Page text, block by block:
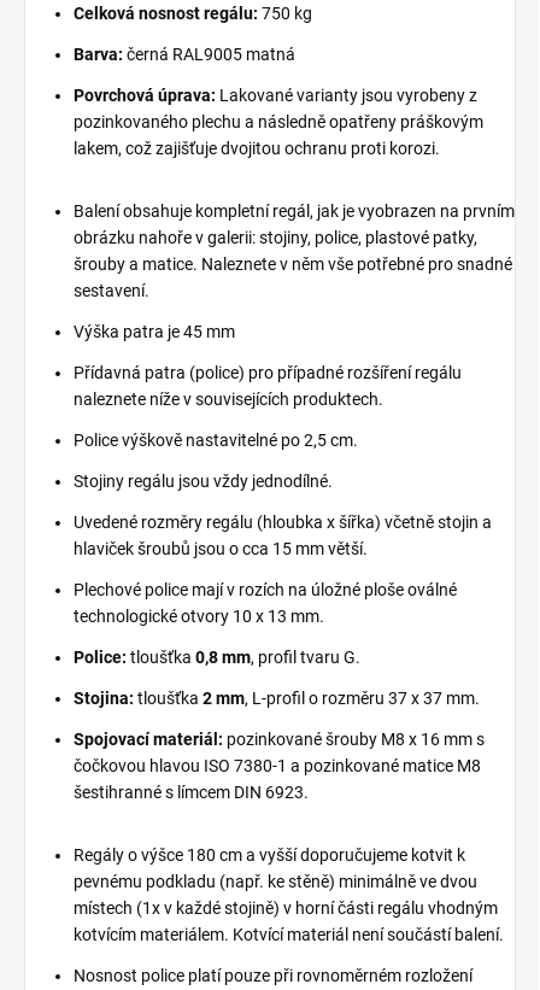
Celková nosnost regálu: 750 kg
Barva: černá RAL9005 matná
Povrchová úprava: Lakované varianty jsou vyrobeny z
pozinkovaného plechu a následně opatřeny práškovým
lakem, což zajišťuje dvojitou ochranu proti korozi.
Balení obsahuje kompletní regál, jak je vyobrazen na prvním
obrázku nahoře v galerii: stojiny, police, plastové patky,
šrouby a matice. Naleznete v něm vše potřebné pro snadné
sestavení.
Výška patra je 45 mm
Přídavná patra (police) pro případné rozšíření regálu
naleznete níže v souvisejících produktech.
Police výškově nastavitelné po 2,5 cm.
Stojiny regálu jsou vždy jednodílné.
Uvedené rozměry regálu (hloubka x šířka) včetně stojin a
hlaviček šroubů jsou o cca 15 mm větší.
Plechové police mají v rozích na úložné ploše oválné
technologické otvory 10 x 13 mm.
Police: tloušťka 0,8 mm, profil tvaru G.
Stojina: tloušťka 2 mm, L-profil o rozměru 37 x 37 mm.
Spojovací materiál: pozinkované šrouby M8 x 16 mm s
čočkovou hlavou ISO 7380-1 a pozinkované matice M8
šestihranné s límcem DIN 6923.
Regály o výšce 180 cm a vyšší doporučujeme kotvit k
pevnému podkladu (např. ke stěně) minimálně ve dvou
místech (1x v každé stojině) v horní části regálu vhodným
kotvícím materiálem. Kotvící materiál není součástí balení.
Nosnost police platí pouze při rovnoměrném rozložení